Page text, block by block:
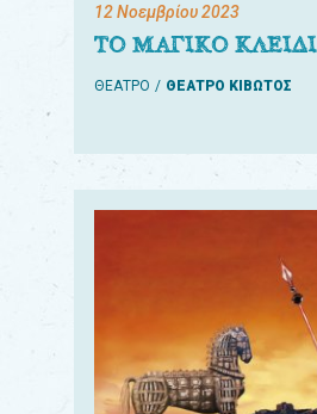
12 Νοεμβρίου 2023
ΤΟ ΜΑΓΙΚΟ ΚΛΕΙΔΙ
ΘΕΑΤΡΟ ΘΕΑΤΡΟ ΚΙΒΩΤΟΣ